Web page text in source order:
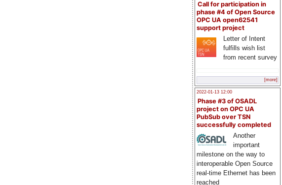
Call for participation in
phase #4 of Open Source
OPC UA open62541
support project
Letter of Intent
fulfills wish list
from recent survey
[more]
2022-01-13 12:00
Phase #3 of OSADL
project on OPC UA
PubSub over TSN
successfully completed
Another
important
milestone on the way to
interoperable Open Source
real-time Ethernet has been
reached